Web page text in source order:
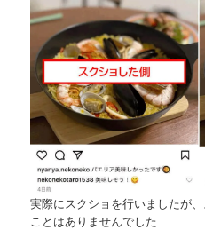
実際にスクショを行いましたが
ことはありませんでした